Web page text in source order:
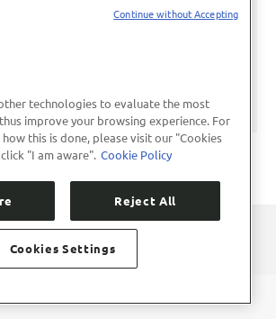
de Biorrenováveis do Centro
em Energia e Materiais
foi um dos oito selecionados na
technologies to evaluate the most
improve your browsing experience. For
this is done, please visit our "Cookies
"I am aware". Cookie Policy
Reject All
Cookies Settings
Continue without Accepting